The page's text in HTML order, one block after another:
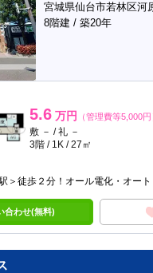
宮城県仙台市若林区河
8階建 / 築20年
5.6 万円 （管理費等5,000円
敷 － / 礼 －
3階 / 1K / 27㎡
＞徒歩２分！オール電化・オー
合わせ(無料)